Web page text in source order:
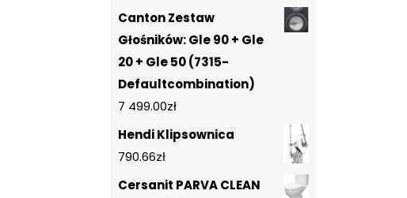
Canton Zestaw
Głośników: Gle 90 + Gle
20 + Gle 50 (7315-
Defaultcombination)
7 499.00zł
Hendi Klipsownica
790.66zł
Cersanit PARVA CLEAN